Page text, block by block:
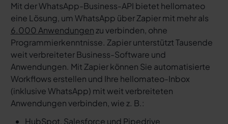
Mit der WhatsApp-Business-API bietet hellomateo
eine Lösung, um WhatsApp über Zapier mit mehr als
6.000 Anwendungenzu verbinden, ohne
Programmierkenntnisse. Zapier unterstützt Tausende
weit verbreiteter Business-Software und
Anwendungen. Mit Zapier können Sie automatisierte
Workflows erstellen und Ihre hellomateo-Inbox
(inklusive WhatsApp) mit weit verbreiteten
Anwendungen verbinden, wie z. B.:
HubSpot, Salesforce und Pipedrive